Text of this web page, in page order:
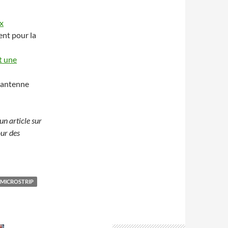
pour la
une
article sur
des
MICROSTRIP